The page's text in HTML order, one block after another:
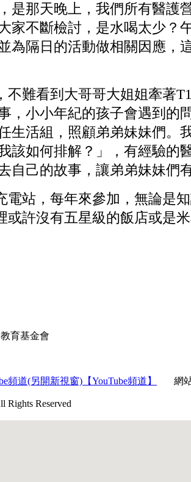
那天晚上，我們所有醫護
家不斷檢討，是水喝太少？
為隔日的活動做相關因應
看到大哥哥大姐姐牽著
，小小年紀的孩子會遇到
生活組，照顧弟弟妹妹們
該如何排解？」，有經驗
自己的故事，讓弟弟妹妹們
，每年來參加，無論是
許沒有五星級的飯店或是
教育基金會
【YouTube頻道】 網站
Reserved